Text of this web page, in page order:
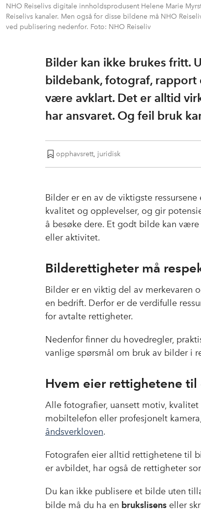
NHO Reiselivs digitale innholdsprodusent Helene Marie
Reiselivs kanaler. Men også for disse bildene må NHO
ved publisering nedenfor. Foto: NHO Reiseliv
Bilder kan ikke brukes fritt.
bildebank, fotograf, rapport
være avklart. Det er alltid
har ansvaret. Og feil bruk
opphavsrett, juridisk
Bilder er en av de viktigste
kvalitet og opplevelser, og gir
å besøke dere. Et godt bilde kan
eller aktivitet.
Bilderettigheter må
Bilder er en viktig del av merkevaren
en bedrift. Derfor er de verdifulle
for avtalte rettigheter.
Nedenfor finner du hovedregler,
vanlige spørsmål om bruk av bilder i
Hvem eier rettighetene
Alle fotografier, uansett motiv,
mobiltelefon eller profesjonelt
åndsverkloven.
Fotografen eier alltid rettighetene til
er avbildet, har også de rettigheter
Du kan ikke publisere et bilde uten
bilde må du ha en brukslisens eller